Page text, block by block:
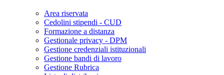
Area riservata
Cedolini stipendi - CUD
Formazione a distanza
Gestionale privacy - DPM
Gestione credenziali istituzionali
Gestione bandi di lavoro
Gestione Rubrica